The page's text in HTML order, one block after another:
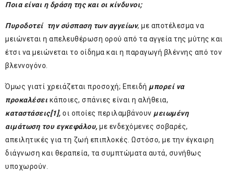
Ποια είναι η δράση της και οι κίνδυνοι;
Πυροδοτεί την σύσπαση των αγγείων, με αποτέλεσμα να
μειώνεται η απελευθέρωση ορού από τα αγγεία της μύτης και
έτσι να μειώνεται το οίδημα και η παραγωγή βλέννης από τον
βλεννογόνο.
Όμως γιατί χρειάζεται προσοχή; Επειδή μπορεί να
προκαλέσει κάποιες, σπάνιες είναι η αλήθεια,
καταστάσεις[1], οι οποίες περιλαμβάνουν μειωμένη
αιμάτωση του εγκεφάλου, με ενδεχόμενες σοβαρές,
απειλητικές για τη ζωή επιπλοκές. Ωστόσο, με την έγκαιρη
διάγνωση και θεραπεία, τα συμπτώματα αυτά, συνήθως
υποχωρούν.